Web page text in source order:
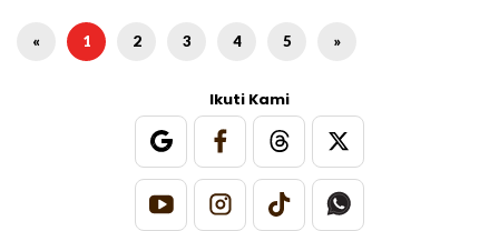
« 1 2 3 4 5 »
Ikuti Kami